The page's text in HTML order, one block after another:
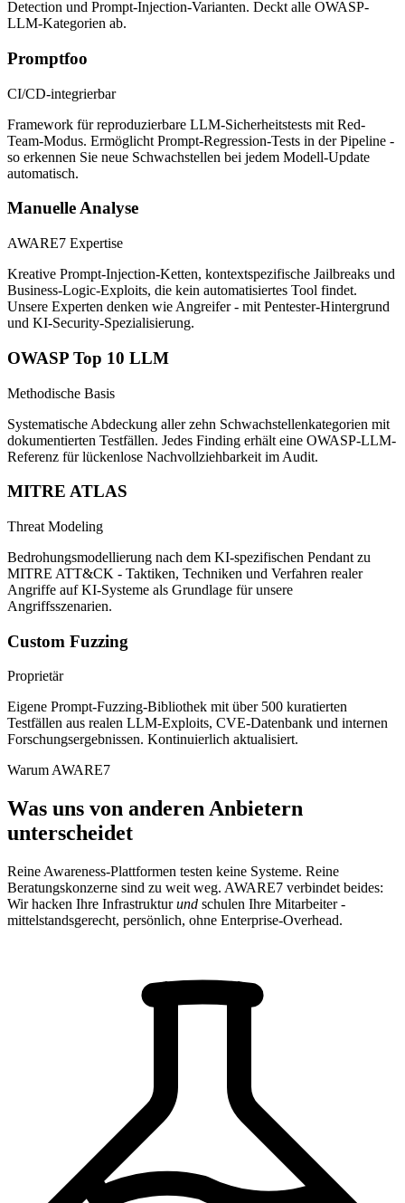
Detection und Prompt-Injection-Varianten. Deckt alle OWASP-
LLM-Kategorien ab.
Promptfoo
CI/CD-integrierbar
Framework für reproduzierbare LLM-Sicherheitstests mit Red-
Team-Modus. Ermöglicht Prompt-Regression-Tests in der Pipeline -
so erkennen Sie neue Schwachstellen bei jedem Modell-Update
automatisch.
Manuelle Analyse
AWARE7 Expertise
Kreative Prompt-Injection-Ketten, kontextspezifische Jailbreaks und
Business-Logic-Exploits, die kein automatisiertes Tool findet.
Unsere Experten denken wie Angreifer - mit Pentester-Hintergrund
und KI-Security-Spezialisierung.
OWASP Top 10 LLM
Methodische Basis
Systematische Abdeckung aller zehn Schwachstellenkategorien mit
dokumentierten Testfällen. Jedes Finding erhält eine OWASP-LLM-
Referenz für lückenlose Nachvollziehbarkeit im Audit.
MITRE ATLAS
Threat Modeling
Bedrohungsmodellierung nach dem KI-spezifischen Pendant zu
MITRE ATT&CK - Taktiken, Techniken und Verfahren realer
Angriffe auf KI-Systeme als Grundlage für unsere
Angriffsszenarien.
Custom Fuzzing
Proprietär
Eigene Prompt-Fuzzing-Bibliothek mit über 500 kuratierten
Testfällen aus realen LLM-Exploits, CVE-Datenbank und internen
Forschungsergebnissen. Kontinuierlich aktualisiert.
Warum AWARE7
Was uns von anderen Anbietern
unterscheidet
Reine Awareness-Plattformen testen keine Systeme. Reine
Beratungskonzerne sind zu weit weg. AWARE7 verbindet beides:
Wir hacken Ihre Infrastrukturund schulen Ihre Mitarbeiter -
mittelstandsgerecht, persönlich, ohne Enterprise-Overhead.